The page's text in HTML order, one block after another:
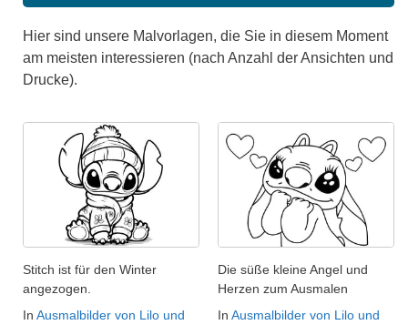
Hier sind unsere Malvorlagen, die Sie in diesem Moment
am meisten interessieren (nach Anzahl der Ansichten und
Drucke).
Stitch ist für den Winter
angezogen.
In Ausmalbilder von Lilo und
Die süße kleine Angel und
Herzen zum Ausmalen
In Ausmalbilder von Lilo und